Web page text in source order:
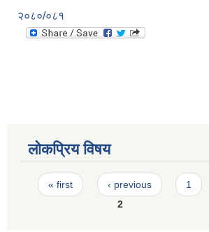
२०८०/०८१
लोकप्रिय विषय
Pages
« first ‹ previous
1
2